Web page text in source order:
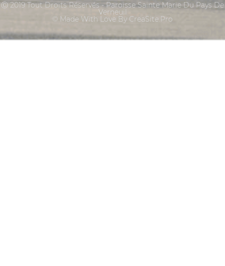
Ⓒ 2019 Tout Droits Réservés - Paroisse Sainte Marie Du Pays De
Verneuil
© Made With Love By CreaSite.Pro